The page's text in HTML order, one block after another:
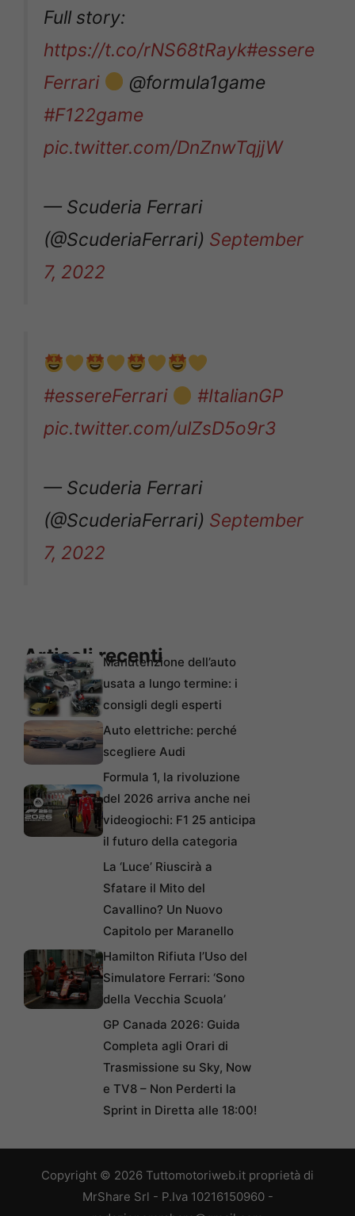
Full story:
https://t.co/rNS68tRayk#essere
Ferrari
@formula1game
#F122game
pic.twitter.com/DnZnwTqjjW
— Scuderia Ferrari
(@ScuderiaFerrari) September
7, 2022
#essereFerrari
#ItalianGP
pic.twitter.com/ulZsD5o9r3
— Scuderia Ferrari
(@ScuderiaFerrari) September
7, 2022
Articoli recentiManutenzione dell’auto
usata a lungo termine: i
consigli degli esperti
Auto elettriche: perché
scegliere Audi
Formula 1, la rivoluzione
del 2026 arriva anche nei
videogiochi: F1 25 anticipa
il futuro della categoria
La ‘Luce’ Riuscirà a
Sfatare il Mito del
Cavallino? Un Nuovo
Capitolo per Maranello
Hamilton Rifiuta l’Uso del
Simulatore Ferrari: ‘Sono
della Vecchia Scuola’
GP Canada 2026: Guida
Completa agli Orari di
Trasmissione su Sky, Now
e TV8 – Non Perderti la
Sprint in Diretta alle 18:00!
Copyright © 2026 Tuttomotoriweb.it proprietà di
MrShare Srl - P.Iva 10216150960 -